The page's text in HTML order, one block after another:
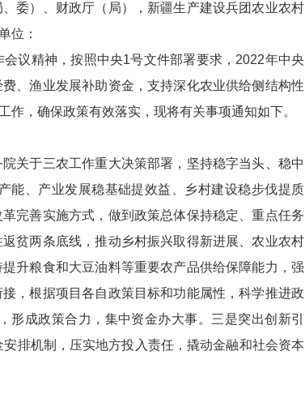
委）、财政厅（局），新疆生产建设兵团农业农村
位：
议精神，按照中央1号文件部署要求，2022年中央
、渔业发展补助资金，支持深化农业供给侧结构性
，确保政策有效落实，现将有关事项通知如下。
于三农工作重大决策部署，坚持稳字当头、稳中
能、产业发展稳基础提效益、乡村建设稳步伐提质
完善实施方式，做到政策总体保持稳定、重点任务
贫两条底线，推动乡村振兴取得新进展、农业农村
升粮食和大豆油料等重要农产品供给保障能力，强
，根据项目各自政策目标和功能属性，科学推进政
成政策合力，集中资金办大事。三是突出创新引
排机制，压实地方投入责任，撬动金融和社会资本